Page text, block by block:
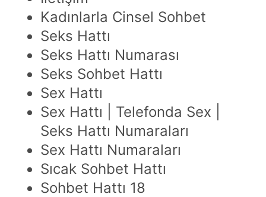
Kadınlarla Cinsel Sohbet
Seks Hattı
Seks Hattı Numarası
Seks Sohbet Hattı
Sex Hattı
Sex Hattı | Telefonda Sex |
Seks Hattı Numaraları
Sex Hattı Numaraları
Sıcak Sohbet Hattı
Sohbet Hattı 18